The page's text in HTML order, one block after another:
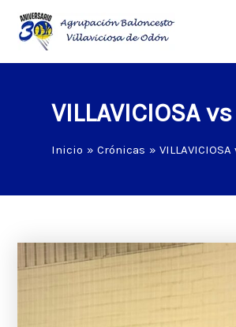
contenido
VILLAVICIOSA
Inicio Crónicas